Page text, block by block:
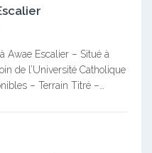
Awae Escalier – Situé à
de l’Université Catholique
– Terrain Titré –…